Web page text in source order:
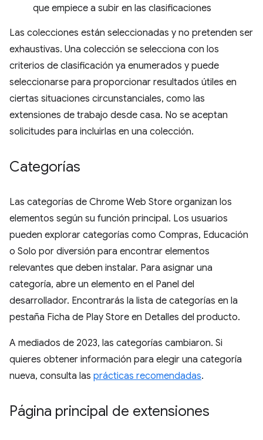
que empiece a subir en las clasificaciones
Las colecciones están seleccionadas y no pretenden ser
exhaustivas. Una colección se selecciona con los
criterios de clasificación ya enumerados y puede
seleccionarse para proporcionar resultados útiles en
ciertas situaciones circunstanciales, como las
extensiones de trabajo desde casa. No se aceptan
solicitudes para incluirlas en una colección.
Categorías
Las categorías de Chrome Web Store organizan los
elementos según su función principal. Los usuarios
pueden explorar categorías como Compras, Educación
o Solo por diversión para encontrar elementos
relevantes que deben instalar. Para asignar una
categoría, abre un elemento en el Panel del
desarrollador. Encontrarás la lista de categorías en la
pestaña Ficha de Play Store en Detalles del producto.
A mediados de 2023, las categorías cambiaron. Si
quieres obtener información para elegir una categoría
nueva, consulta las prácticas recomendadas.
Página principal de extensiones